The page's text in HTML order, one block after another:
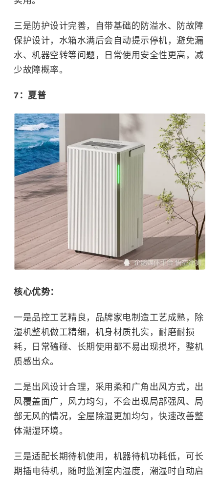
三是防护设计完善，自带基础的防溢水、防故障
保护设计，水箱水满后会自动提示停机，避免漏
水、机器空转等问题，日常使用安全性更高，减
少故障概率。
7： 夏普
核心优势：
一是品控工艺精良，品牌家电制造工艺成熟，除
湿机整机做工精细，机身材质扎实，耐磨耐损
耗，日常磕碰、长期使用都不易出现损坏，整机
质感出众。
二是出风设计合理，采用柔和广角出风方式，出
风覆盖面广，风力均匀，不会出现局部强风、局
部无风的情况，全屋除湿更加均匀，快速改善整
体潮湿环境。
三是适配长期待机使用，机器待机功耗低，可长
期插电待机，随时监测室内湿度，潮湿时自动启